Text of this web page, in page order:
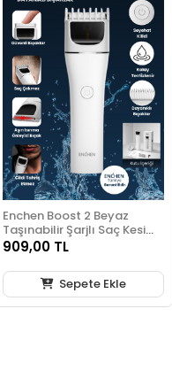
Enchen Boost 2 Beyaz
Taşınabilir Şarjlı Saç Kesim
Makinesi
909,00 TL
Sepete Ekle